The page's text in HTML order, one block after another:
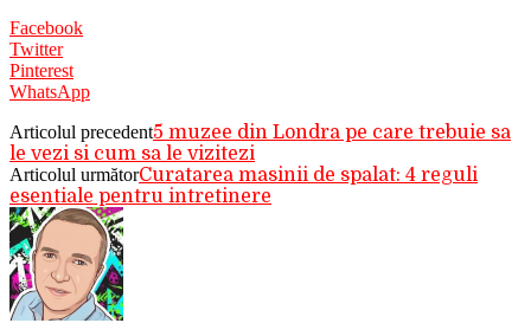
Facebook
Twitter
Pinterest
WhatsApp
Articolul precedent5 muzee din Londra pe care trebuie sa
le vezi si cum sa le vizitezi
Articolul următorCuratarea masinii de spalat: 4 reguli
esentiale pentru intretinere